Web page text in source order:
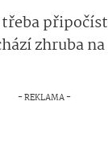
připočíst
zhruba na